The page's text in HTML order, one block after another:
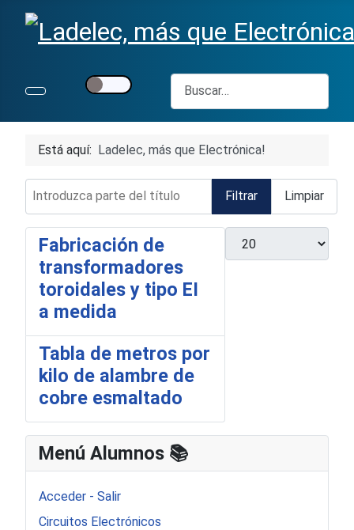
Buscar
Está aquí: Ladelec, más que Electrónica!
Filtrar Limpiar
Cantidad a mostrar
Fabricación de
transformadores
toroidales y tipo EI
a medida
Tabla de metros por
kilo de alambre de
cobre esmaltado
Menú Alumnos 📚​
Acceder - Salir
Circuitos Electrónicos